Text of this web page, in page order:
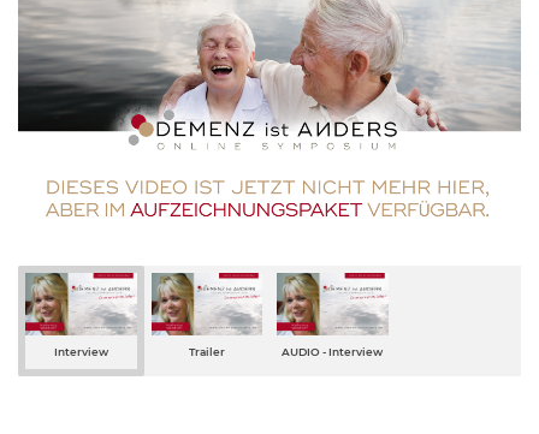
Interview Trailer AUDIO - Interview